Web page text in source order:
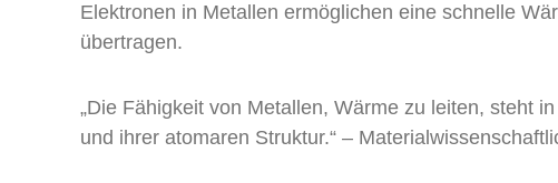
Elektronen in Metallen ermöglichen eine schnelle
übertragen.
„Die Fähigkeit von Metallen, Wärme zu leiten, steht
und ihrer atomaren Struktur.“ –